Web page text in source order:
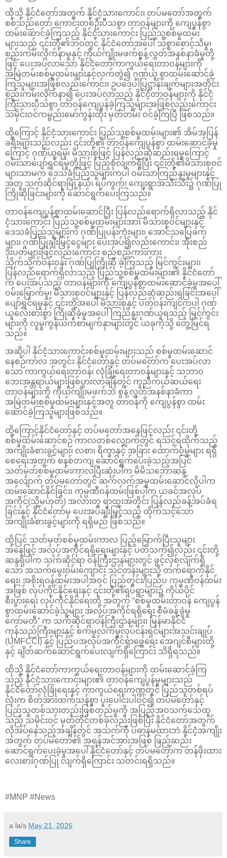
ထိုသို့ နိုင်ငံတော်အတွက် နိုင်ငံ့သားကောင်း၊ တပ်မတော်အတွက်
စစ်သည်တော် ကောင်းတစ်ဦးပီသစွာ တာဝန်များကို ကျေပွန်စွာ
ထမ်းဆောင်ခဲ့ကြသည့် နိုင်ငံ့သားကောင်း ပြည်သူ့စစ်မှုထမ်း
များသည် ၎င်းတို့၏ဘဝတွင် နိုင်ငံတော်အပေါ် သစ္စာစောင့်သိမှု၊
စည်းကမ်းလိုက်နာမှုနှင့် ကိုယ်ကျိုးမဖက်စွန့်လွှတ်အနစ်နာခံမှုတို့
ဖြင့် ပေးအပ်လာသော နိုင်ငံတော်ကာကွယ်ရေးတာဝန်များကို
အမြဲတမ်းစစ်မှုထမ်းများနှင့်လက်တွဲ၍ ဂုဏ်ယူ စွာထမ်းဆောင်ခဲ့
ကြသူများအဖြစ်လည်းကောင်း၊ ဥပဒေပါပြဋ္ဌာန်းချက်များအတိုင်း
စည်းကမ်းလိုက်နာ၍ ပေးအပ်လာသည့် နိုင်ငံ့တာဝန်များကို နိုင်ငံ
ကြီးသားပီသစွာ တာဝန်ကျေပွန်ခဲ့ကြသူများအဖြစ်လည်းကောင်း
သမိုင်းဝင်ကမ္ဗည်းမော်ကွန်းထိုး မှတ်တမ်း ဝင်ခဲ့ကြပြီ ဖြစ်သည်။
ထို့ကြောင့် နိုင်ငံ့သားကောင်း ပြည်သူ့စစ်မှုထမ်းများ၏ အိမ်အပြန်
ခရီးများသည်လည်း ၎င်းတို့၏ တာဝန်ကျေပွန်စွာ ထမ်းဆောင်ခဲ့မှု
ကြောင့် ဂုဏ်ယူရမှု၊ မိသားစုဖြင့် ပြန်လည်ဆုံဆည်းရမှုကြောင့်
ဝမ်းသာပျော်ရွှင်ရမှုတို့ဖြင့် ပြည့်စုံလျက်ရှိပြီး ၎င်းတို့၏မိသားစုဝင်
များသာမက ဒေသခံပြည်သူများကပါ ဝမ်းသာကြည်နူးမှုများနှင့်
အတူ သက်ဆိုင်ရာမြို့နယ်၊ ရပ်ကွက်၊ ကျေးရွာအသီးသီး၌ ဂုဏ်ပြု
ကြိုဆိုခြင်းများကို ဆောင်ရွက်ပေးကြသည်။
တာဝန်ကျေပွန်စွာထမ်းဆောင်ပြီး ပြန်လည်ရောက်ရှိလာသည့် နိုင်
ငံ့သားကောင်း ပြည်သူ့စစ်မှုထမ်းများအား မိသားစုဝင်များနှင့်
ဒေသခံပြည်သူများက ဂုဏ်ပြုပန်းကုံးများ၊ အောင်သပြေခက်
များ၊ ဂုဏ်ပြုချီးမြှင့်ငွေများ ပေးအပ်၍လည်းကောင်း၊ အိုးစည်
ဒိုးပတ်များဖြင့်လည်းကောင်း စည်စည်ကားကား
သိုက်သိုက်ဝန်းဝန်း ဂုဏ်ပြုကြိုဆို ခဲ့ကြသည့် မြင်ကွင်းများ၊
ပြန်လည်ရောက်ရှိလာသည့် ပြည်သူ့စစ်မှုထမ်းများ၏ နိုင်ငံတော်
က ပေးအပ်သည့် တာဝန်များကို ကျေပွန်စွာထမ်းဆောင်ခဲ့မှုအပေါ်
ဝမ်းမြောက်မှု၊ မိသားစုဝင်များနှင့် ပြန်လည်ဆုံဆည်းရခြင်းအပေါ်
ပျော်ရွှင်ရမှုနှင့် ၎င်းတို့အပေါ် မိသားစုနှင့် ပတ်ဝန်းကျင်ကပါ ဂုဏ်
ယူလေးစားစွာ ကြိုဆိုခဲ့မှုအပေါ် ကြည်နူးဂုဏ်ယူရသည့် မြင်ကွင်း
များကို လူမှုကွန်ယက်စာမျက်နှာများတွင် ယခုကဲ့သို့ တွေ့မြင်ရ
သည်။
အဆိုပါ နိုင်ငံ့သားကောင်းစစ်မှုထမ်းများသည် စစ်မှုထမ်းဆောင်
နေစဉ်ကာလ အတွင်း နိုင်ငံတော်နှင့် တပ်မတော်က ပေးအပ်လာ
သော ကာကွယ်ရေးတာဝန်၊ လုံခြုံရေးတာဝန်များနှင့် သဘာဝ
ဘေးအန္တရာယ်များဖြစ်ပွားလာချိန်တွင် ကူညီကယ်ဆယ်ရေး
တာဝန်များကို ကိုယ်ကျိုးမဖက်ဘဲ စွန့်လွှတ်အနစ်နာခံကာ
အမြဲတမ်းစစ်မှုထမ်းများနှင့်အတူ တာဝန်ကို ကျေပွန်စွာ ထမ်း
ဆောင်ခဲ့ကြသူများဖြစ်သည်။
ထို့ကြောင့်နိုင်ငံတော်နှင့် တပ်မတော်အနေဖြင့်လည်း ၎င်းတို့
စစ်မှုထမ်းဆောင်စဉ် ကာလတစ်လျှောက်တွင် ရသင့်ရထိုက်သည့်
အကျိုးခံစားခွင့်များ၊ လစာ၊ ရိက္ခာနှင့် အခြား ထောက်ပံ့မှုများ ရရှိ
စေရေးအတွက် စနစ်တကျ ဆောင်ရွက်ပေးခဲ့သည့်အပြင်
သတ်မှတ်စစ်မှုထမ်းကာလပြီးဆုံးပါက မိမိသဘောဆန္ဒ
အလျောက် တပ်မတော်တွင် ဆက်လက်အမှုထမ်းဆောင်လိုပါက
ထမ်းဆောင်နိုင်ခြင်း၊ ကုမ္ပဏီဝန်ထမ်းဖြစ်ပါက ယခင်အလုပ်
အကိုင်(သို့မဟုတ်) အလားတူ ရာထူးအတိုင်း ပြန်လည်ခန့်အပ်ခံရ
ခြင်းနှင့် နိုင်ငံတော်မှ ပေးအပ်ချီးမြှင့်သည့် ထိုက်သင့်သော
အကျိုးခံစားခွင့်များကို ရရှိမည် ဖြစ်သည်။
ထို့ပြင် သတ်မှတ်စစ်မှုထမ်းကာလ ပြည့်မြောက်ပြီးသူများ
အနေဖြင့် အလုပ်အကိုင်ရရှိရေးများနှင့် ပတ်သက်၍လည်း ၎င်းတို့
ဆန္ဒရှိပါက သက်ဆိုင်ရာ ဝန်ကြီးဌာနများတွင် ဖွင့်လှစ်လျက်ရှိ
သော အသက်မွေးဝမ်းကျောင်း သင်တန်းများသို့ တက်ရောက်နိုင်
ရေး၊ အစိုးရဝန်ထမ်းအပါအဝင် ပြည်တွင်း/ပြည်ပ ကုမ္ပဏီဝန်ထမ်း
အဖြစ် လုပ်ကိုင်နိုင်ရေးနှင့် ၎င်းတို့၏ရပ်ရွာများ၌ ကိုယ်ပိုင်
စီးပွားရေး လုပ်ကိုင်နိုင်ရေးတို့ အတွက် “စစ်မှုထမ်းတာဝန် ကျေပွန်
စွာထမ်းဆောင်ခဲ့သူများ အလုပ်အကိုင်ရရှိရေး စီမံခန့်ခွဲမှု
ကော်မတီ” က သက်ဆိုင်ရာဝန်ကြီးဌာနများ၊ မြန်မာနိုင်ငံ
ကုန်သည်ကြီးများနှင့် စက်မှုလက်မှုလုပ်ငန်းရှင်များအသင်းချုပ်
(UMFCCI) နှင့် ပြည်ပအလုပ်အကိုင်ရှာဖွေရေး အေဂျင်စီများတို့
နှင့် ချိတ်ဆက်ဆောင်ရွက်ပေးလျက်ရှိကြောင်း သိရှိရသည်။
ထိုသို့ နိုင်ငံတော်ကာကွယ်ရေးတာဝန်များကို ထမ်းဆောင်ခဲ့ကြ
သည့် နိုင်ငံ့သားကောင်းများ၏ တာဝန်ကျေပွန်မှုများသည်
နိုင်ငံတော်လုံခြုံရေးနှင့် ကာကွယ်ရေးကဏ္ဍတွင် ပြည်သူတစ်ရပ်
လုံးက စိတ်အားထက်သန်စွာ ပူးပေါင်းပါဝင်၍ တပ်မတော်နှင့်
ပြည်သူတစ်သားတည်းဖြစ်တည်မှုကို အပြည့်အဝသက်သေထူ
သည့် သမိုင်းဝင် မှတ်တိုင်တစ်ခုလည်းဖြစ်ပြီး နိုင်ငံတော်အတွက်
လိုအပ်နေသည့်အချိန်တွင် အသက်ကို ပဓာနမထားဘဲ နိုင်ငံ့အကျိုး
အတွက် တပ်မတော်၏ အရန်အင်အားအဖြစ် ဖြည့်ဆည်း
ဆောင်ရွက်ပေးခဲ့မှုအပေါ် နိုင်ငံတော်နှင့် တပ်မတော်က တန်ဖိုးထား
လေးစားဂုဏ်ပြု လျက်ရှိကြောင်း သတင်းရရှိသည်။
#MNP #News
a la/s May 21, 2026
Share